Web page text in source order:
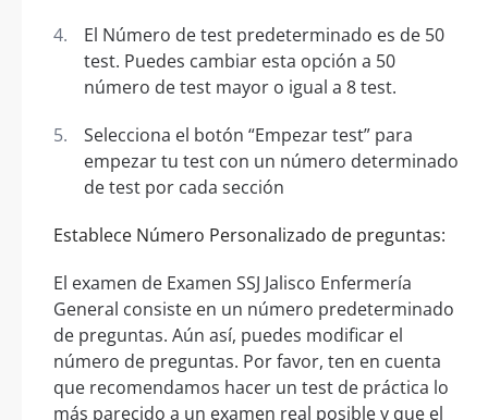
El Número de test predeterminado es de 50
test. Puedes cambiar esta opción a 50
número de test mayor o igual a 8 test.
Selecciona el botón “Empezar test” para
empezar tu test con un número determinado
de test por cada sección
Establece Número Personalizado de preguntas:
El examen de Examen SSJ Jalisco Enfermería
General consiste en un número predeterminado
de preguntas. Aún así, puedes modificar el
número de preguntas. Por favor, ten en cuenta
que recomendamos hacer un test de práctica lo
más parecido a un examen real posible y que el